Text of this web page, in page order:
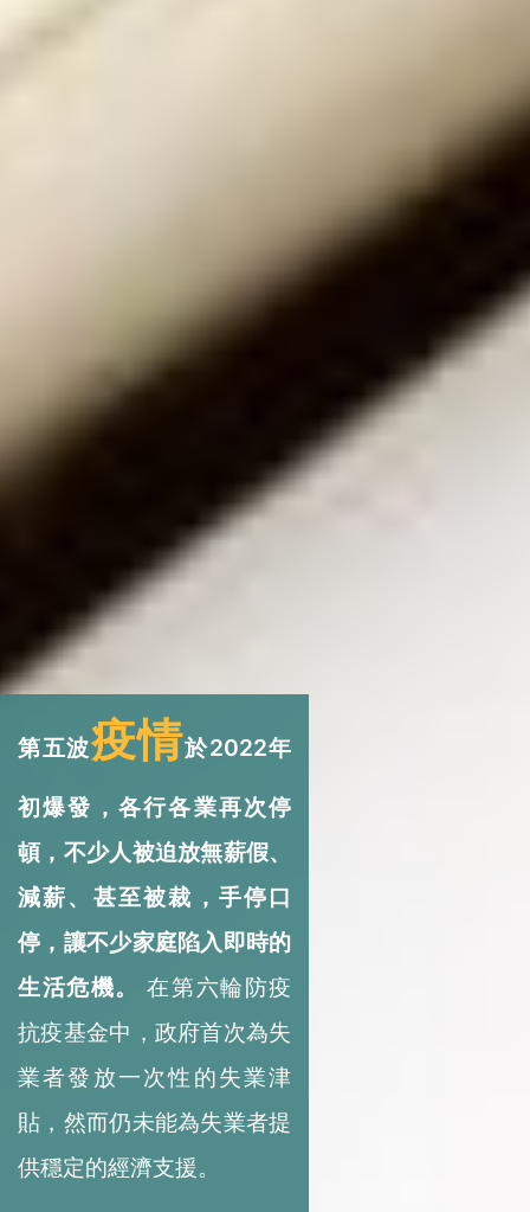
第五波疫情於2022年
初爆發，各行各業再次停
頓，不少人被迫放無薪假、
減薪、甚至被裁，手停口
停，讓不少家庭陷入即時的
生活危機。在第六輪防疫
抗疫基金中，政府首次為失
業者發放一次性的失業津
貼，然而仍未能為失業者提
供穩定的經濟支援。